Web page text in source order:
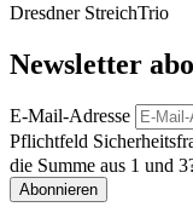
Dresdner StreichTrio
Newsletter
E-Mail-Adresse
Pflichtfeld
die Summe aus 1 und
Abonnieren